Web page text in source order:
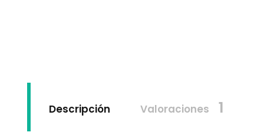
Descripción Valoraciones 1